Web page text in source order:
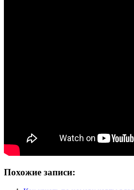
Похожие записи: